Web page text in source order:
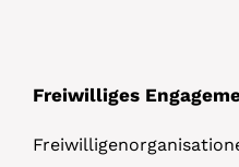
Freiwilliges